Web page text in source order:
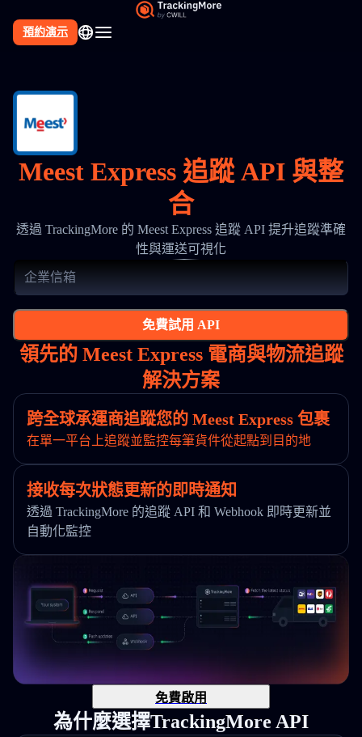
預約演示
Meest Express 追蹤 API 與整
合
透過 TrackingMore 的 Meest Express 追蹤 API 提升追蹤準確
性與運送可視化
免費試用 API
領先的 Meest Express 電商與物流追蹤
解決方案
跨全球承運商追蹤您的 Meest Express 包裹
在單一平台上追蹤並監控每筆貨件從起點到目的地
接收每次狀態更新的即時通知
透過 TrackingMore 的追蹤 API 和 Webhook 即時更新並
自動化監控
免費啟用
為什麼選擇TrackingMore API